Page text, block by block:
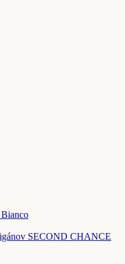
SECOND CHANCE